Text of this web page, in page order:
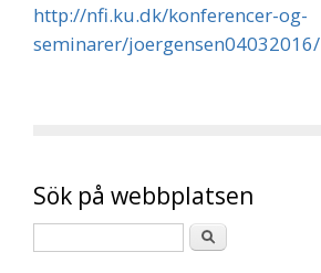
http://nfi.ku.dk/konferencer-og-
seminarer/joergensen04032016/
Sök på webbplatsen